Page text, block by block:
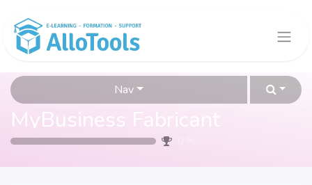
Nav
MyBusiness Fabricant